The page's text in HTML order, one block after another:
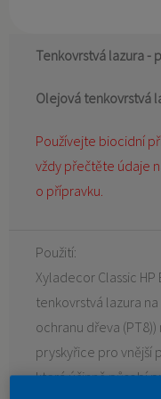
Tenkovrstvá lazura -
Olejová tenkovrstvá
Používejte biocidní
vždy přečtěte údaje
o přípravku.
Použití:
Xyladecor Classic
tenkovrstvá lazura
ochranu dřeva
pryskyřice pro vnější
která účinně působí